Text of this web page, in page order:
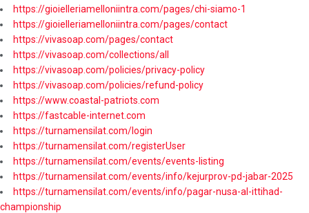
https://gioielleriamelloniintra.com/pages/chi-siamo-1
https://gioielleriamelloniintra.com/pages/contact
https://vivasoap.com/pages/contact
https://vivasoap.com/collections/all
https://vivasoap.com/policies/privacy-policy
https://vivasoap.com/policies/refund-policy
https://www.coastal-patriots.com
https://fastcable-internet.com
https://turnamensilat.com/login
https://turnamensilat.com/registerUser
https://turnamensilat.com/events/events-listing
https://turnamensilat.com/events/info/kejurprov-pd-jabar-2025
https://turnamensilat.com/events/info/pagar-nusa-al-ittihad-
championship